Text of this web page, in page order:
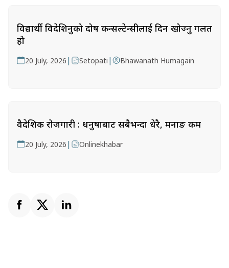
विद्यार्थी विदेशिनुको दोष कन्सल्टेन्सीलाई दिन खोज्नु गलत
हो
20 July, 2026 | Setopati | Bhawanath Humagain
वैदेशिक रोजगारी : धनुषाबाट सबैभन्दा धेरै, मनाङ कम
20 July, 2026 | Onlinekhabar